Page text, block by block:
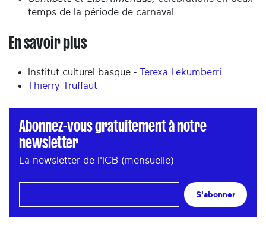
temps de la période de carnaval
En savoir plus
Institut culturel basque -
Terexa Lekumberri
Thierry Truffaut
Abonnez-vous gratuitement à notre
newsletter
La newsletter de l'ICB (mensuelle)
S'abonner